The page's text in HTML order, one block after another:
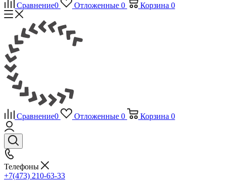
Сравнение0 Отложенные 0 Корзина 0
Сравнение0 Отложенные 0 Корзина 0
Телефоны
+7(473) 210-63-33